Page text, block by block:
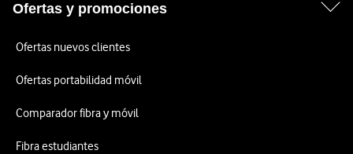
Ofertas y promociones
Ofertas nuevos clientes
Ofertas portabilidad móvil
Comparador fibra y móvil
Fibra estudiantes